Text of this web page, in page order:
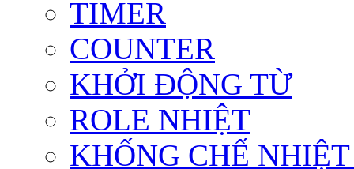
TIMER
COUNTER
KHỞI ĐỘNG TỪ
ROLE NHIỆT
KHỐNG CHẾ